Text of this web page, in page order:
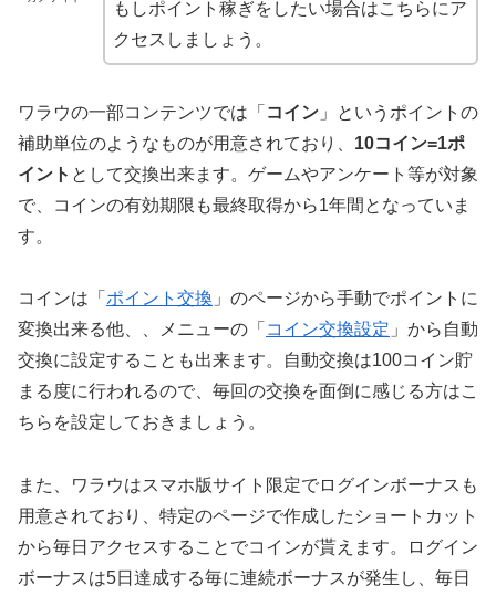
もしポイント稼ぎをしたい場合はこちらにア
クセスしましょう。
ワラウの一部コンテンツでは「 コイン 」というポイントの
補助単位のようなものが用意されており、 10コイン=1ポ
イント として交換出来ます。ゲームやアンケート等が対象
で、コインの有効期限も最終取得から1年間となっていま
す。
コインは「 ポイント交換 」のページから手動でポイントに
変換出来る他、、メニューの「 コイン交換設定 」から自動
交換に設定することも出来ます。自動交換は100コイン貯
まる度に行われるので、毎回の交換を面倒に感じる方はこ
ちらを設定しておきましょう。
また、ワラウはスマホ版サイト限定でログインボーナスも
用意されており、特定のページで作成したショートカット
から毎日アクセスすることでコインが貰えます。ログイン
ボーナスは5日達成する毎に連続ボーナスが発生し、毎日